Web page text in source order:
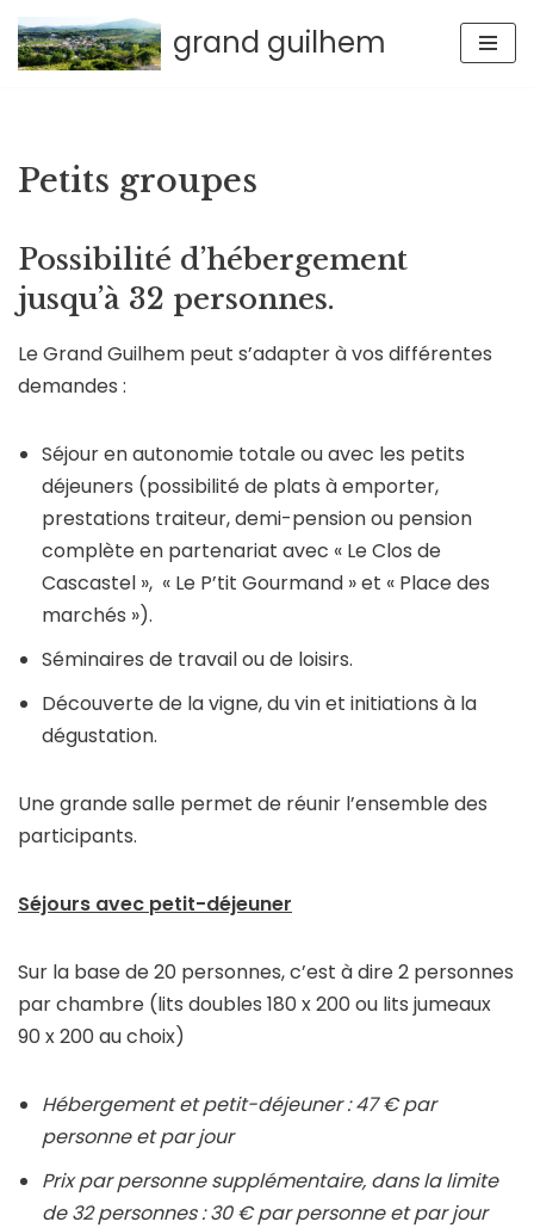
Aller
grand guilhem
Petits groupes
Possibilité d’hébergement
jusqu’à 32 personnes.
Le Grand Guilhem peut s’adapter à vos différentes
demandes :
Séjour en autonomie totale ou avec les petits
déjeuners (possibilité de plats à emporter,
prestations traiteur, demi-pension ou pension
complète en partenariat avec « Le Clos de
Cascastel », « Le P’tit Gourmand » et « Place des
marchés »).
Séminaires de travail ou de loisirs.
Découverte de la vigne, du vin et initiations à la
dégustation.
Une grande salle permet de réunir l’ensemble des
participants.
Séjours avec petit-déjeuner
Sur la base de 20 personnes, c’est à dire 2 personnes
par chambre (lits doubles 180 x 200 ou lits jumeaux
90 x 200 au choix)
Hébergement et petit-déjeuner : 47 € par
personne et par jour
Prix par personne supplémentaire, dans la limite
de 32 personnes : 30 € par personne et par jour